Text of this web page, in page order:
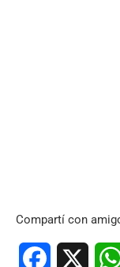
Compartí con
Facebook